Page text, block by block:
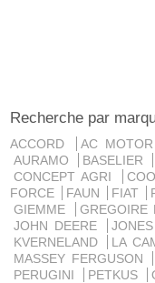
Recherche par
ACCORD AC MOTOR
AURAMO
BASELIER
CONCEPT AGRI
FORCE
FAUN FIAT
GIEMME
GREGOIRE
JOHN DEERE
JONES
KVERNELAND
LA
MASSEY FERGUSON
PERUGINI
PETKUS